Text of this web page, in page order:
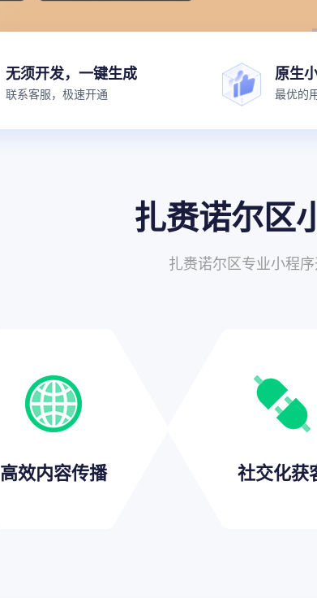
无须开发，一键生成
联系客服，极速开通
原生
最优的
扎赉诺尔区
扎赉诺尔区专业小程
高效内容传播 社交化获